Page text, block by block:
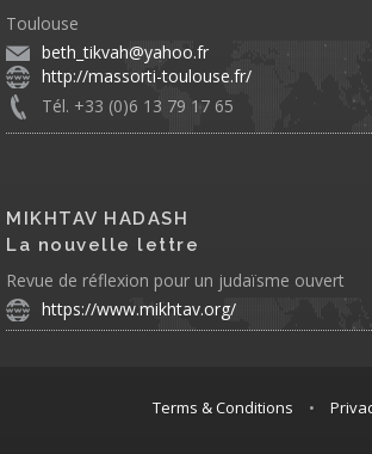
Toulouse
beth_tikvah@yahoo.fr
http://massorti-toulouse.fr/
Tél. +33 (0)6 13 79 17 65
MIKHTAV HADASH
La nouvelle lettre
Revue de réflexion pour un judaïsme ouvert
https://www.mikhtav.org/
Terms & Conditions •